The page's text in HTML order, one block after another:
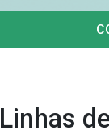
Linhas